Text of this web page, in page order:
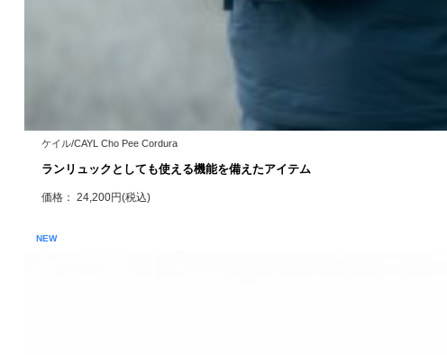
ケイル/CAYL Cho Pee Cordura
ランリュックとしても使える機能を備えたアイテム
価格： 24,200円(税込)
NEW